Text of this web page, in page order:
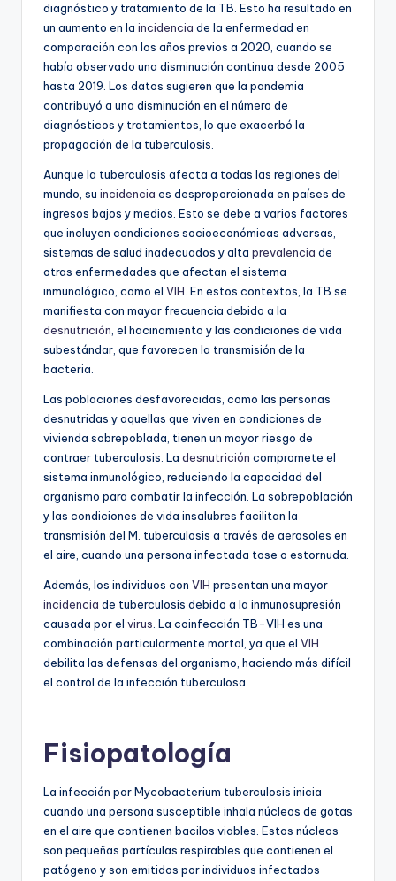
diagnóstico y tratamiento de la TB. Esto ha resultado en
un aumento en la incidencia de la enfermedad en
comparación con los años previos a 2020, cuando se
había observado una disminución continua desde 2005
hasta 2019. Los datos sugieren que la pandemia
contribuyó a una disminución en el número de
diagnósticos y tratamientos, lo que exacerbó la
propagación de la tuberculosis.
Aunque la tuberculosis afecta a todas las regiones del
mundo, su incidencia es desproporcionada en países de
ingresos bajos y medios. Esto se debe a varios factores
que incluyen condiciones socioeconómicas adversas,
sistemas de salud inadecuados y alta prevalencia de
otras enfermedades que afectan el sistema
inmunológico, como el VIH. En estos contextos, la TB se
manifiesta con mayor frecuencia debido a la
desnutrición, el hacinamiento y las condiciones de vida
subestándar, que favorecen la transmisión de la
bacteria.
Las poblaciones desfavorecidas, como las personas
desnutridas y aquellas que viven en condiciones de
vivienda sobrepoblada, tienen un mayor riesgo de
contraer tuberculosis. La desnutrición compromete el
sistema inmunológico, reduciendo la capacidad del
organismo para combatir la infección. La sobrepoblación
y las condiciones de vida insalubres facilitan la
transmisión del M. tuberculosis a través de aerosoles en
el aire, cuando una persona infectada tose o estornuda.
Además, los individuos con VIH presentan una mayor
incidencia de tuberculosis debido a la inmunosupresión
causada por el virus. La coinfección TB-VIH es una
combinación particularmente mortal, ya que el VIH
debilita las defensas del organismo, haciendo más difícil
el control de la infección tuberculosa.
Fisiopatología
La infección por Mycobacterium tuberculosis inicia
cuando una persona susceptible inhala núcleos de gotas
en el aire que contienen bacilos viables. Estos núcleos
son pequeñas partículas respirables que contienen el
patógeno y son emitidos por individuos infectados